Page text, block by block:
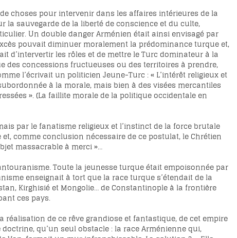
choses pour intervenir dans les affaires intérieures de la
sauvegarde de la liberté de conscience et du culte,
Un double danger Arménien était ainsi envisagé par
pouvait diminuer moralement la prédominance turque et,
d’intervertir les rôles et de mettre le Turc dominateur à la
des concessions fructueuses ou des territoires à prendre,
l’écrivait un politicien Jeune-Turc : « L’intérêt religieux et
à la morale, mais bien à des visées mercantiles
». (La faillite morale de la politique occidentale en
par le fanatisme religieux et l’instinct de la force brutale
comme conclusion nécessaire de ce postulat, le Chrétien
massacrable à merci »…
Toute la jeunesse turque était empoisonnée par
enseignait à tort que la race turque s’étendait de la
Kirghisié et Mongolie… de Constantinople à la frontière
ces pays.
de ce rêve grandiose et fantastique, de cet empire
qu’un seul obstacle : la race Arménienne qui,